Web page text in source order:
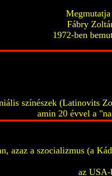
Fábry
1972-ben
színészek (Latinovits
amin 20 évvel a
azaz a szocializmus (a
az USA-